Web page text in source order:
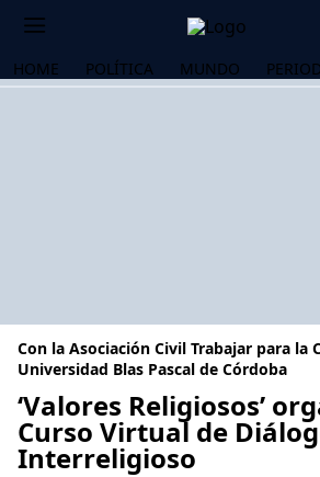
HOME POLÍTICA MUNDO
Con la Asociación Civil Trabajar para la
Universidad Blas Pascal ​de Córdoba
‘Valores Religiosos’
Curso Virtual de
Interreligioso